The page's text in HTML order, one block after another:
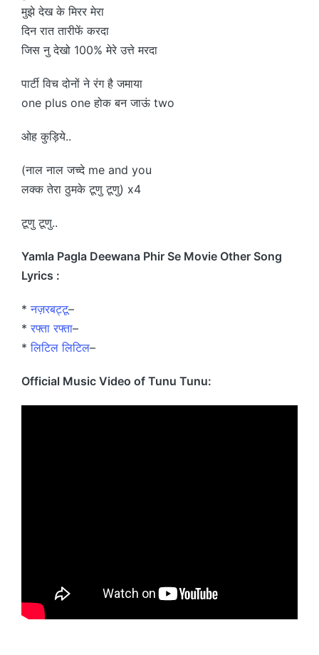
मुझे देख के मिरर मेरा
दिन रात तारीफें करदा
जिस नु देखो 100% मेरे उत्ते मरदा
पार्टी विच दोनों ने रंग है जमाया
one plus one होक बन जाऊं two
ओह कुड़िये..
(नाल नाल जच्दे me and you
लक्क तेरा ठुमके टूणु टूणु) x4
टूणु टूणु..
Yamla Pagla Deewana Phir Se Movie Other Song
Lyrics :
*नज़रबट्टू–
*रफ्ता रफ्ता–
*लिटिल लिटिल–
Official Music Video of Tunu Tunu: